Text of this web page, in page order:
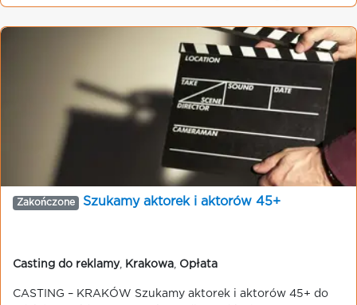
Zakończone Szukamy aktorek i aktorów 45+
Casting do reklamy, Krakowa Opłata
CASTING – KRAKÓW Szukamy aktorek i aktorów 45+ do